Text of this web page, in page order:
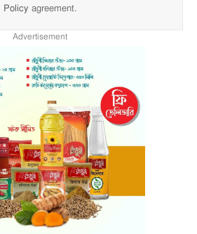
Policy agreement.
Advertisement